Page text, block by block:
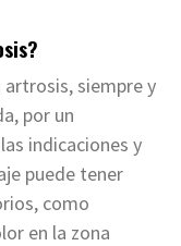
artrosis, siempre y
por un
indicaciones y
puede tener
como
en la zona